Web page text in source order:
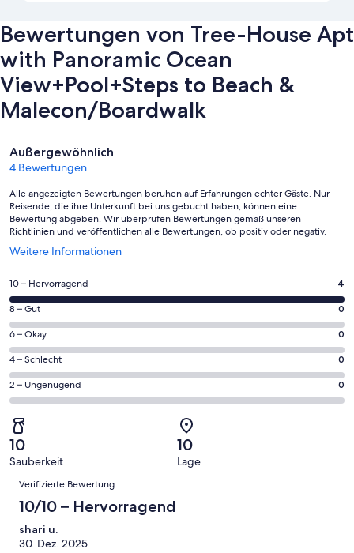
Bewertungen von Tree-House Apt
with Panoramic Ocean
View+Pool+Steps to Beach &
Malecon/Boardwalk
Bewertungen
Außergewöhnlich
4 Bewertungen
Alle angezeigten Bewertungen beruhen auf Erfahrungen echter Gäste. Nur
Reisende, die ihre Unterkunft bei uns gebucht haben, können eine
Bewertung abgeben. Wir überprüfen Bewertungen gemäß unseren
Richtlinien und veröffentlichen alle Bewertungen, ob positiv oder negativ.
Weitere Informationen
Wird
einem
neuen
Fenster
geöffnet
4
von
insgesamt
4
Gästebewertungen
haben
eine
Bewertung
von
10
-
Hervorragend
10 – Hervorragend 4
0
von
insgesamt
4
Gästebewertungen
haben
Bewertung
von
8
Gut
8 – Gut 0
0
von
insgesamt
4
Gästebewertungen
haben
eine
Bewertung
von
Okay
6 – Okay 0
0
von
insgesamt
Gästebewertungen
haben
eine
Bewertung
Schlecht
4 – Schlecht 0
0
von
insgesamt
4
Gästebewertungen
haben
eine
Bewertung
2 – Ungenügend 0
10
Sauberkeit
10
Lage
Bewertungen
Verifizierte Bewertung
10/10 – Hervorragend
shari u.
30. Dez. 2025